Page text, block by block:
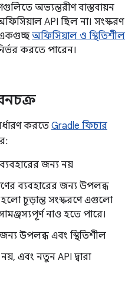
অভ্যন্তরীণ বাস্তবায়ন
API ছিল না। সংস্করণ
অফিসিয়াল ও স্থিতিশীল
করতে পারেন।
করতে Gradle ফিচার
জন্য নয়
ব্যবহারের জন্য উপলব্ধ
হলো চূড়ান্ত সংস্করণে এগুলো
নাও হতে পারে।
উপলব্ধ এবং স্থিতিশীল
এবং নতুন API দ্বারা